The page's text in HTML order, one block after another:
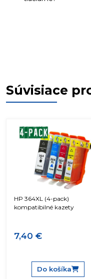
Súvisiace
HP 364XL (4-pack)
kompatibilné kazety
7,40 €
Do košíka